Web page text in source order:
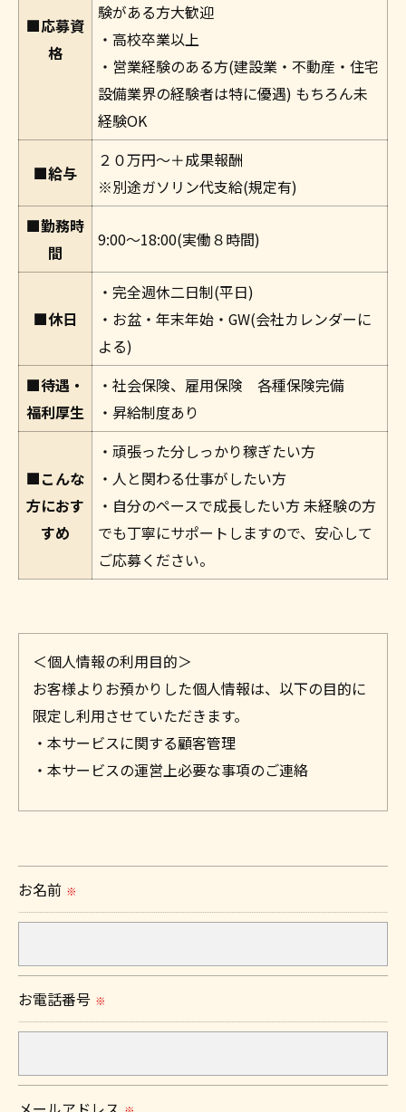
■応募資
格
験がある方大歓迎
・高校卒業以上
・営業経験のある方(建設業・不動産・住宅
設備業界の経験者は特に優遇) もちろん未
経験OK
■給与
２０万円～＋成果報酬
※別途ガソリン代支給(規定有)
■勤務時
間
9:00～18:00(実働８時間)
■休日
・完全週休二日制(平日)
・お盆・年末年始・GW(会社カレンダーに
よる)
■待遇・
福利厚生
・社会保険、雇用保険 各種保険完備
・昇給制度あり
■こんな
方におす
すめ
・頑張った分しっかり稼ぎたい方
・人と関わる仕事がしたい方
・自分のペースで成長したい方 未経験の方
でも丁寧にサポートしますので、安心して
ご応募ください。
＜個人情報の利用目的＞
お客様よりお預かりした個人情報は、以下の目的に
限定し利用させていただきます。
・本サービスに関する顧客管理
・本サービスの運営上必要な事項のご連絡
られた場合を除き、
当社では、利用目的の達成に必要な範囲において、
お名前 ※
お電話番号 ※